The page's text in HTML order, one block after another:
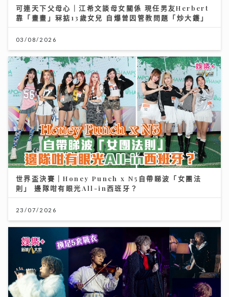
可連天下父母心｜江希文談母女關係 現任男友Herbert
靠「畫畫」冧掂13歲女兒 自爆曾因管教問題「炒大鑊」
03/08/2026
世界盃決賽｜Honey Punch x N5自帶睇波「女團法
則」 邊隊咁有眼光All-in西班牙？
23/07/2026